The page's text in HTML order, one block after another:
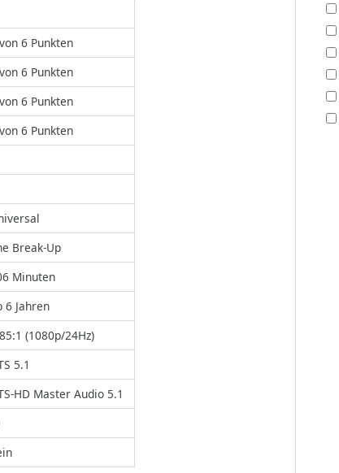
6 Punkten
6 Punkten
6 Punkten
6 Punkten
Break-Up
Minuten
6 Jahren
(1080p/24Hz)
5.1
HD Master Audio 5.1